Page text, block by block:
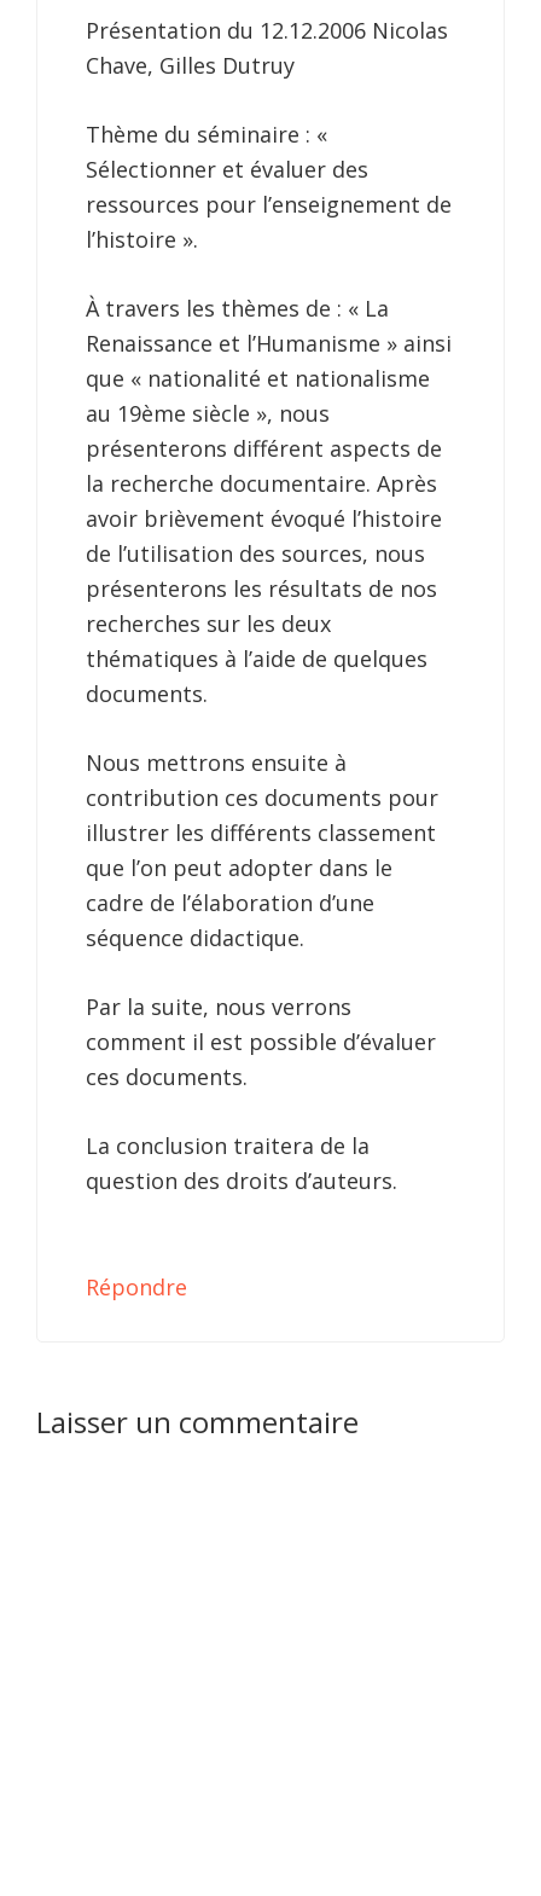
Présentation du 12.12.2006 Nicolas
Chave, Gilles Dutruy
Thème du séminaire : «
Sélectionner et évaluer des
ressources pour l’enseignement de
l’histoire ».
À travers les thèmes de : « La
Renaissance et l’Humanisme » ainsi
que « nationalité et nationalisme
au 19ème siècle », nous
présenterons différent aspects de
la recherche documentaire. Après
avoir brièvement évoqué l’histoire
de l’utilisation des sources, nous
présenterons les résultats de nos
recherches sur les deux
thématiques à l’aide de quelques
documents.
Nous mettrons ensuite à
contribution ces documents pour
illustrer les différents classement
que l’on peut adopter dans le
cadre de l’élaboration d’une
séquence didactique.
Par la suite, nous verrons
comment il est possible d’évaluer
ces documents.
La conclusion traitera de la
question des droits d’auteurs.
Répondre
Laisser un commentaire